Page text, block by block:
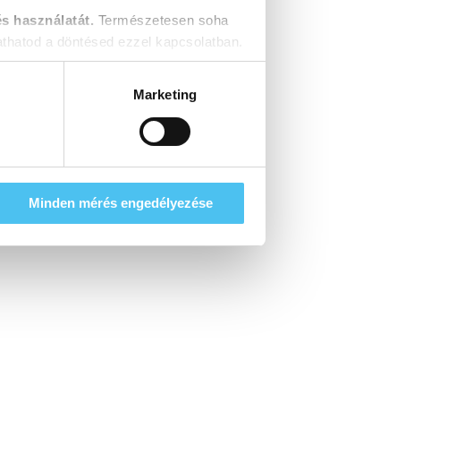
használatát. Természetesen soha
a döntésed ezzel kapcsolatban.
Marketing
Minden mérés engedélyezése